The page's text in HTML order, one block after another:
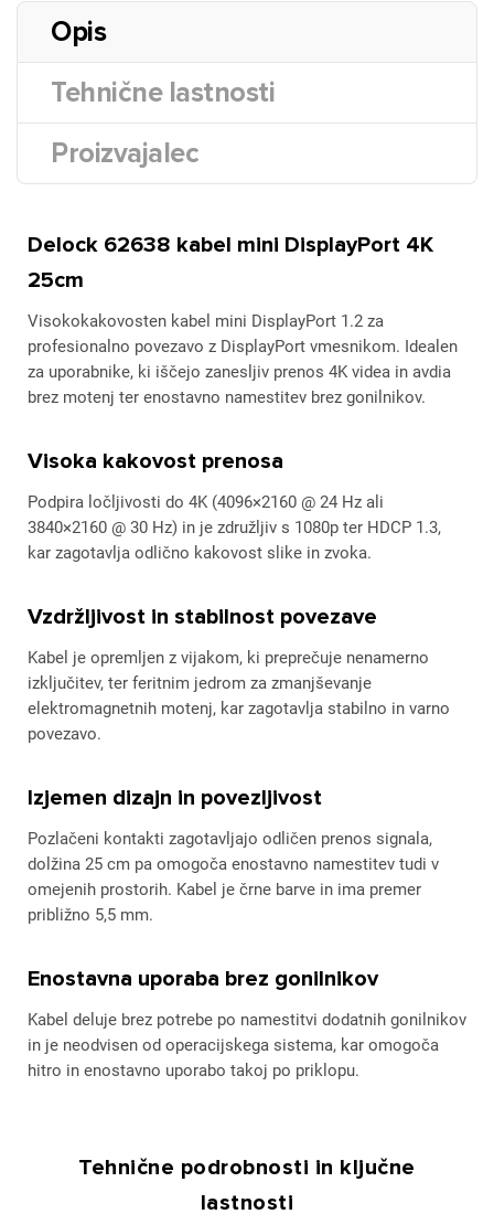
Opis
Tehnične lastnosti
Proizvajalec
Delock 62638 kabel mini DisplayPort 4K
25cm
Visokokakovosten kabel mini DisplayPort 1.2 za
profesionalno povezavo z DisplayPort vmesnikom. Idealen
za uporabnike, ki iščejo zanesljiv prenos 4K videa in avdia
brez motenj ter enostavno namestitev brez gonilnikov.
Visoka kakovost prenosa
Podpira ločljivosti do 4K (4096×2160 @ 24 Hz ali
3840×2160 @ 30 Hz) in je združljiv s 1080p ter HDCP 1.3,
kar zagotavlja odlično kakovost slike in zvoka.
Vzdržljivost in stabilnost povezave
Kabel je opremljen z vijakom, ki preprečuje nenamerno
izključitev, ter feritnim jedrom za zmanjševanje
elektromagnetnih motenj, kar zagotavlja stabilno in varno
povezavo.
Izjemen dizajn in povezljivost
Pozlačeni kontakti zagotavljajo odličen prenos signala,
dolžina 25 cm pa omogoča enostavno namestitev tudi v
omejenih prostorih. Kabel je črne barve in ima premer
približno 5,5 mm.
Enostavna uporaba brez gonilnikov
Kabel deluje brez potrebe po namestitvi dodatnih gonilnikov
in je neodvisen od operacijskega sistema, kar omogoča
hitro in enostavno uporabo takoj po priklopu.
Tehnične podrobnosti in ključne
lastnosti